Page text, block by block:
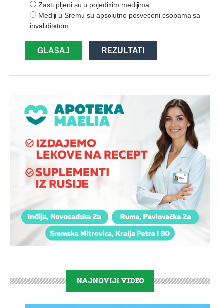
Zastupljeni su u pojedinim medijima
Mediji u Sremu su apsolutno posvećeni osobama sa
invaliditetom
GLASAJ REZULTATI
NAJNOVIJI VIDEO